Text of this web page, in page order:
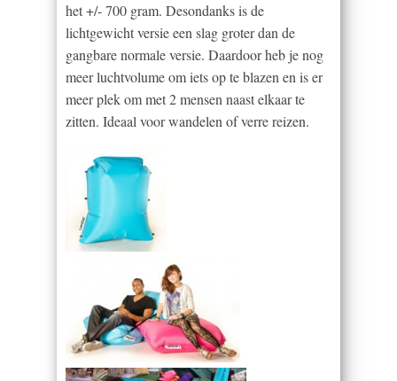
het +/- 700 gram. Desondanks is de
lichtgewicht versie een slag groter dan de
gangbare normale versie. Daardoor heb je nog
meer luchtvolume om iets op te blazen en is er
meer plek om met 2 mensen naast elkaar te
zitten. Ideaal voor wandelen of verre reizen.